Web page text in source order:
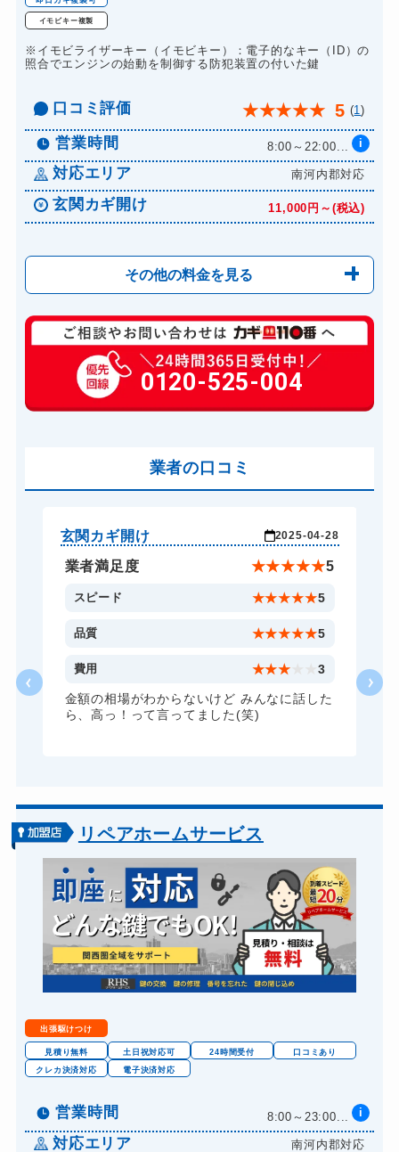
イモビキー複製
※イモビライザーキー（イモビキー）：電子的なキー（ID）の
照合でエンジンの始動を制御する防犯装置の付いた鍵
口コミ評価 ★★★★★ 5 (1)
営業時間 8:00～22:00... i
対応エリア 南河内郡対応
玄関カギ開け 11,000円～(税込)
その他の料金を見る
玄関カギ修理 6,600円～(税込)
玄関カギ作成 14,300円～(税込)
玄関カギ交換 14,300円～(税込)
バイクカギ開け
スーツケースカギ開け 8,800円～(税込)
金庫カギ開け 14,300円～(税込)
金庫カギ修理 11,000円～(税込)
ロッカーカギ開け 8,800円～(税込)
8,800円～(税込)
ドアノブカギ交換
0120-525-004
業者の口コミ
玄関カギ開け 2025-04-28
業者満足度 ★★★★★5
スピード ★★★★★5
品質 ★★★★★5
費用 ★★★ 3
金額の相場がわからないけど みんなに話した
ら、高っ！って言ってました(笑)
リペアホームサービス
出張駆けつけ
見積り無料 土日祝対応可 24時間受付
口コミあり
クレカ決済対応
電子決済対応
営業時間 8:00～23:00... i
対応エリア 南河内郡対応